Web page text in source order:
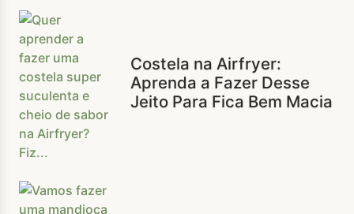
Costela na Airfryer:
Aprenda a Fazer Desse
Jeito Para Fica Bem Macia